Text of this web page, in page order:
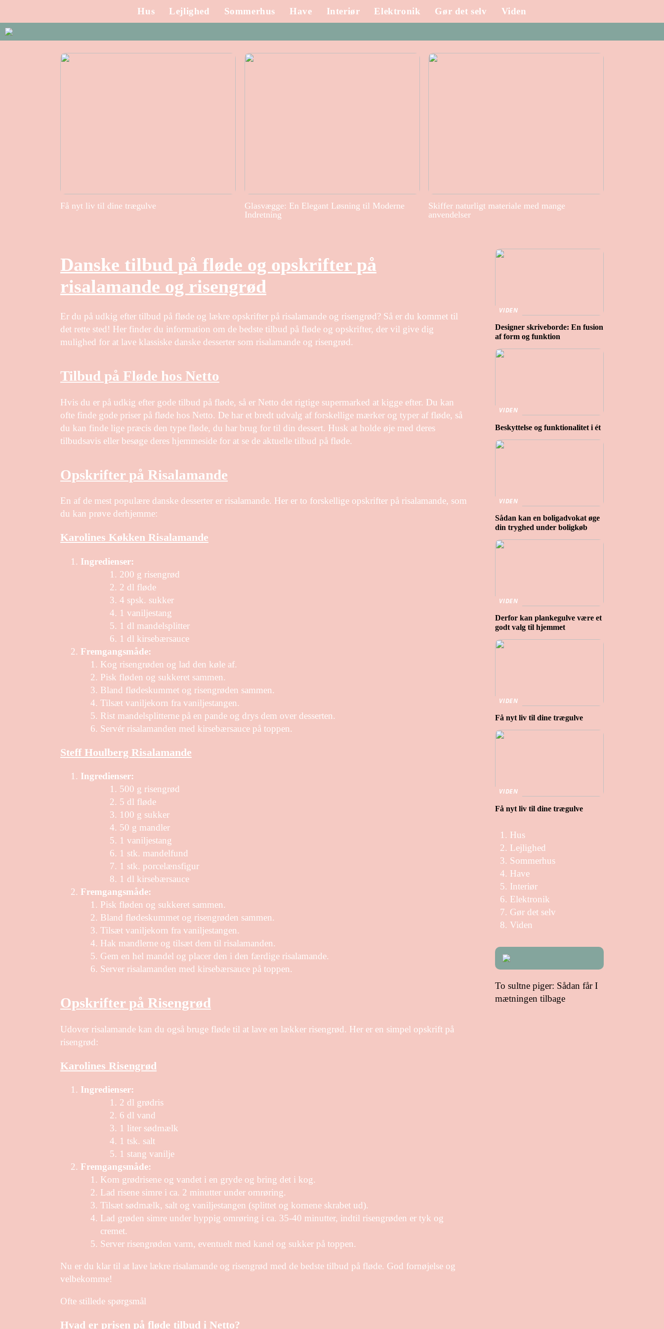
Hus Lejlighed Sommerhus Have Interiør Elektronik Gør det selv Viden
Få nyt liv til dine trægulve
Glasvægge: En Elegant Løsning til Moderne
Indretning
Skiffer naturligt materiale med mange
anvendelser
Danske tilbud på fløde og opskrifter på
risalamande og risengrød
Er du på udkig efter tilbud på fløde og lækre opskrifter på risalamande og risengrød? Så er du kommet til
det rette sted! Her finder du information om de bedste tilbud på fløde og opskrifter, der vil give dig
mulighed for at lave klassiske danske desserter som risalamande og risengrød.
Tilbud på Fløde hos Netto
Hvis du er på udkig efter gode tilbud på fløde, så er Netto det rigtige supermarked at kigge efter. Du kan
ofte finde gode priser på fløde hos Netto. De har et bredt udvalg af forskellige mærker og typer af fløde, så
du kan finde lige præcis den type fløde, du har brug for til din dessert. Husk at holde øje med deres
tilbudsavis eller besøge deres hjemmeside for at se de aktuelle tilbud på fløde.
Opskrifter på Risalamande
En af de mest populære danske desserter er risalamande. Her er to forskellige opskrifter på risalamande, som
du kan prøve derhjemme:
Karolines Køkken Risalamande
Ingredienser:
200 g risengrød
2 dl fløde
4 spsk. sukker
1 vaniljestang
1 dl mandelsplitter
1 dl kirsebærsauce
Fremgangsmåde:
Kog risengrøden og lad den køle af.
Pisk fløden og sukkeret sammen.
Bland flødeskummet og risengrøden sammen.
Tilsæt vaniljekorn fra vaniljestangen.
Rist mandelsplitterne på en pande og drys dem over desserten.
Servér risalamanden med kirsebærsauce på toppen.
Steff Houlberg Risalamande
Ingredienser:
500 g risengrød
5 dl fløde
100 g sukker
50 g mandler
1 vaniljestang
1 stk. mandelfund
1 stk. porcelænsfigur
1 dl kirsebærsauce
Fremgangsmåde:
Pisk fløden og sukkeret sammen.
Bland flødeskummet og risengrøden sammen.
Tilsæt vaniljekorn fra vaniljestangen.
Hak mandlerne og tilsæt dem til risalamanden.
Gem en hel mandel og placer den i den færdige risalamande.
Server risalamanden med kirsebærsauce på toppen.
Opskrifter på Risengrød
Udover risalamande kan du også bruge fløde til at lave en lækker risengrød. Her er en simpel opskrift på
risengrød:
Karolines Risengrød
Ingredienser:
2 dl grødris
6 dl vand
1 liter sødmælk
1 tsk. salt
1 stang vanilje
Fremgangsmåde:
Kom grødrisene og vandet i en gryde og bring det i kog.
Lad risene simre i ca. 2 minutter under omrøring.
Tilsæt sødmælk, salt og vaniljestangen (splittet og kornene skrabet ud).
Lad grøden simre under hyppig omrøring i ca. 35-40 minutter, indtil risengrøden er tyk og
cremet.
Server risengrøden varm, eventuelt med kanel og sukker på toppen.
Nu er du klar til at lave lækre risalamande og risengrød med de bedste tilbud på fløde. God fornøjelse og
velbekomme!
Ofte stillede spørgsmål
Hvad er prisen på fløde tilbud i Netto?
VIDEN
Designer skriveborde: En fusion
af form og funktion
VIDEN
Beskyttelse og funktionalitet i ét
VIDEN
Sådan kan en boligadvokat øge
din tryghed under boligkøb
VIDEN
Derfor kan plankegulve være et
godt valg til hjemmet
VIDEN
Få nyt liv til dine trægulve
VIDEN
Få nyt liv til dine trægulve
Hus
Lejlighed
Sommerhus
Have
Interiør
Elektronik
Gør det selv
Viden
To sultne piger: Sådan får I
mætningen tilbage